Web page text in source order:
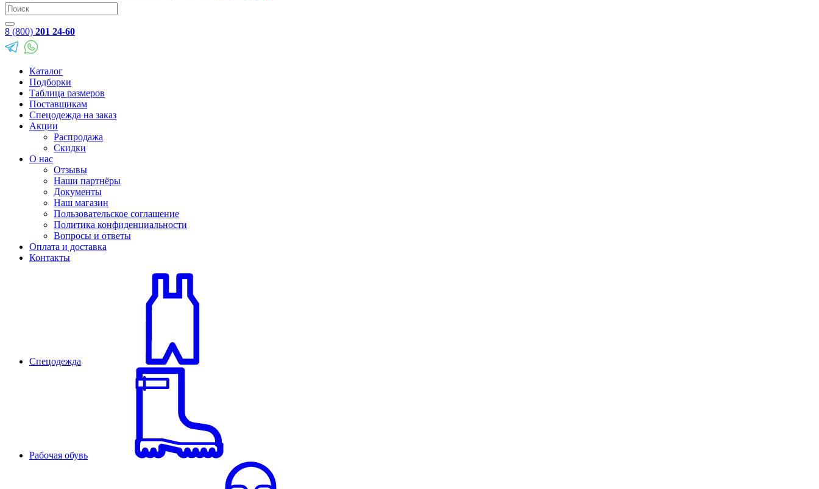
8 (800) 201 24-60
Каталог
Подборки
Таблица размеров
Поставщикам
Спецодежда на заказ
Акции
Распродажа
Скидки
О нас
Отзывы
Наши партнёры
Документы
Наш магазин
Пользовательское соглашение
Политика конфиденциальности
Вопросы и ответы
Оплата и доставка
Контакты
Спецодежда
Рабочая обувь